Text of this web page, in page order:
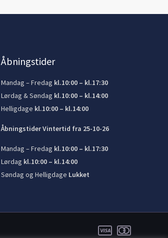
Åbningstider
Mandag – Fredag kl.10:00 – kl.17:30
Lørdag & Søndag kl.10:00 – kl.14:00
Helligdage kl.10:00 – kl.14:00
Åbningstider Vintertid fra 25-10-26
Mandag – Fredag kl.10:00 – kl.17:30
Lørdag kl.10:00 – kl.14:00
Søndag og Helligdage Lukket